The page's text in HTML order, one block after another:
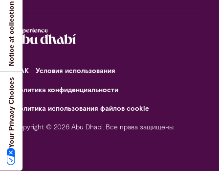
ФАК Условия использования
Политика конфиденциальности
Политика использования файлов cookie
Copyright © 2026 Abu Dhabi. Все права защищены.
Your Privacy Choices
Notice at collection